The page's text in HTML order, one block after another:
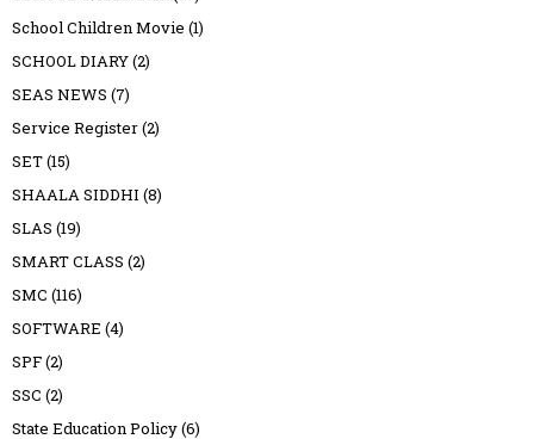
School Children Movie (1)
SCHOOL DIARY(2)
SEAS NEWS (7)
Service Register(2)
SET(15)
SHAALA SIDDHI (8)
SLAS (19)
SMART CLASS (2)
SMC (116)
SOFTWARE (4)
SPF(2)
SSC (2)
State Education Policy(6)